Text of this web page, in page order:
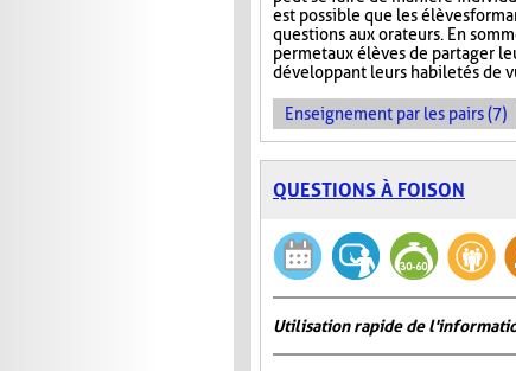
est possible que les élèves
questions aux orateurs. En
permet aux élèves de partager
développant leurs habiletés de
Enseignement par les pairs (7)
QUESTIONS À FOISON
Utilisation rapide de